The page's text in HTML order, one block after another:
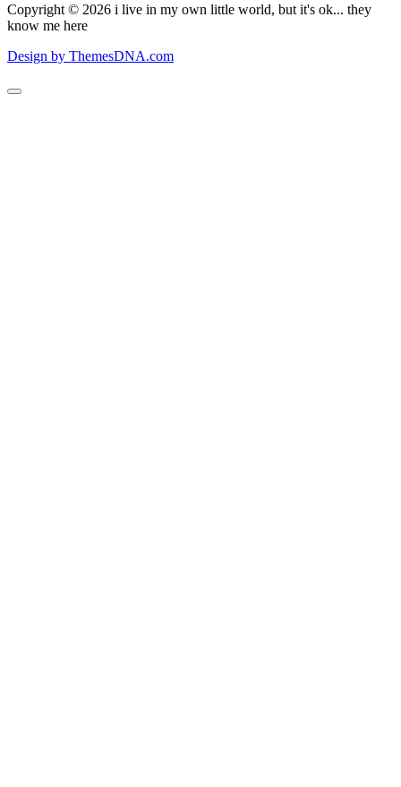
Copyright © 2026 i live in my own little world, but it's ok... they
know me here
Design by ThemesDNA.com
Scroll